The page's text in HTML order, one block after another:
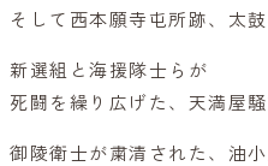
そして西本願寺屯所跡、太
新選組と海援隊士らが
死闘を繰り広げた、天満屋騒
御陵衛士が粛清された、油小